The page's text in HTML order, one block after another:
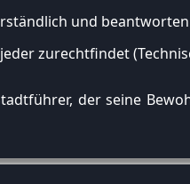
und beantworten
zurechtfindet
der seine